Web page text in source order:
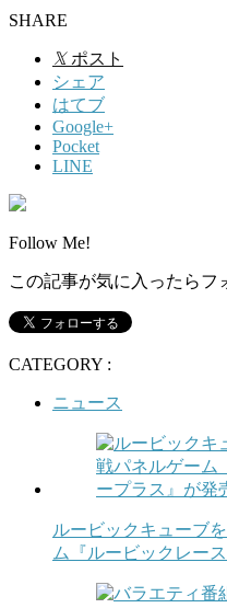
SHARE
𝕏 ポスト
シェア
はてブ
Google+
Pocket
LINE
Follow Me!
この記事が気に入ったらフ
CATEGORY :
ニュース
ルービックキューブ
ム『ルービックレー